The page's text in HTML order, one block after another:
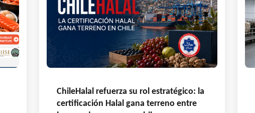
ChileHalal refuerza su rol estratégico: la
certificación Halal gana terreno entre